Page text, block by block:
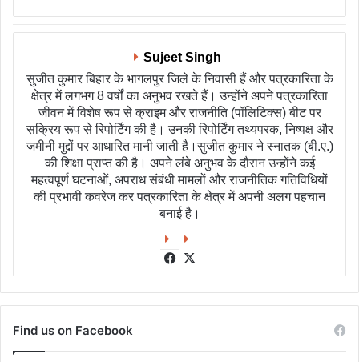
Sujeet Singh
सुजीत कुमार बिहार के भागलपुर जिले के निवासी हैं और पत्रकारिता के
क्षेत्र में लगभग 8 वर्षों का अनुभव रखते हैं। उन्होंने अपने पत्रकारिता
जीवन में विशेष रूप से क्राइम और राजनीति (पॉलिटिक्स) बीट पर
सक्रिय रूप से रिपोर्टिंग की है। उनकी रिपोर्टिंग तथ्यपरक, निष्पक्ष और
जमीनी मुद्दों पर आधारित मानी जाती है।सुजीत कुमार ने स्नातक (बी.ए.)
की शिक्षा प्राप्त की है। अपने लंबे अनुभव के दौरान उन्होंने कई
महत्वपूर्ण घटनाओं, अपराध संबंधी मामलों और राजनीतिक गतिविधियों
की प्रभावी कवरेज कर पत्रकारिता के क्षेत्र में अपनी अलग पहचान
बनाई है।
Facebook
Find us on Facebook